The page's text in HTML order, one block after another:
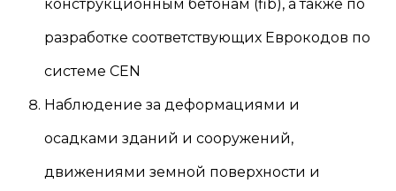
конструкционным бетонам (fib), а также по
разработке соответствующих Еврокодов по
системе CEN
Наблюдение за деформациями и
осадками зданий и сооружений,
движениями земной поверхности и